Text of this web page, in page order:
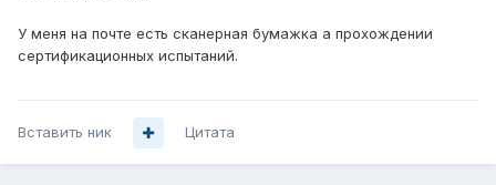
У меня на почте есть сканерная бумажка а прохождении
сертификационных испытаний.
Вставить ник Цитата